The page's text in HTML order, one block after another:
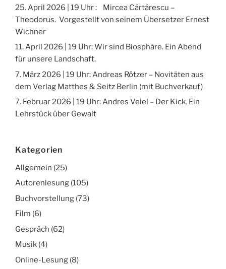
25. April 2026 | 19 Uhr : Mircea Cărtărescu –
Theodorus. Vorgestellt von seinem Übersetzer Ernest
Wichner
11. April 2026 | 19 Uhr: Wir sind Biosphäre. Ein Abend
für unsere Landschaft.
7. März 2026 | 19 Uhr: Andreas Rötzer – Novitäten aus
dem Verlag Matthes & Seitz Berlin (mit Buchverkauf)
7. Februar 2026 | 19 Uhr: Andres Veiel – Der Kick. Ein
Lehrstück über Gewalt
Kategorien
Allgemein (25)
Autorenlesung (105)
Buchvorstellung (73)
Film (6)
Gespräch (62)
Musik (4)
Online-Lesung (8)